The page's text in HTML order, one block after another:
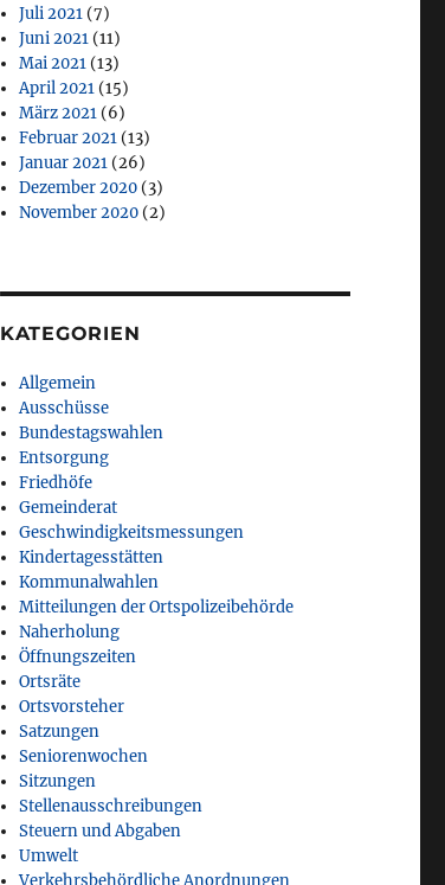
Juli 2021 (7)
Juni 2021 (11)
Mai 2021 (13)
April 2021 (15)
März 2021 (6)
Februar 2021 (13)
Januar 2021 (26)
Dezember 2020 (3)
November 2020 (2)
KATEGORIEN
Allgemein
Ausschüsse
Bundestagswahlen
Entsorgung
Friedhöfe
Gemeinderat
Geschwindigkeitsmessungen
Kindertagesstätten
Kommunalwahlen
Mitteilungen der Ortspolizeibehörde
Naherholung
Öffnungszeiten
Ortsräte
Ortsvorsteher
Satzungen
Seniorenwochen
Sitzungen
Stellenausschreibungen
Steuern und Abgaben
Umwelt
Verkehrsbehördliche Anordnungen